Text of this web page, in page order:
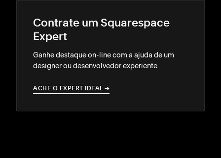
Contrate um Squarespace
Expert
Ganhe destaque on-line com a ajuda de um
designer ou desenvolvedor experiente.
ACHE O EXPERT IDEAL →
→